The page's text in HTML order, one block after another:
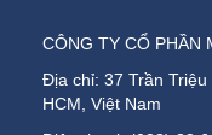
CÔNG TY CỔ PHẦN
Địa chỉ: 37 Trần
HCM, Việt Nam